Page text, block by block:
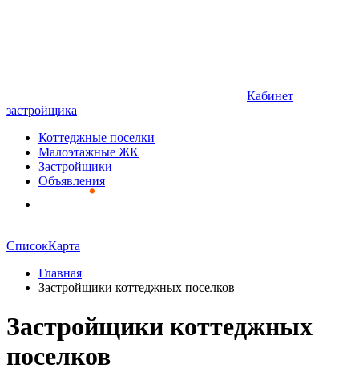
Кабинет
застройщика
Коттеджные поселки
Малоэтажные ЖК
Застройщики
Объявления
СписокКарта
Главная
Застройщики коттеджных поселков
Застройщики коттеджных
поселков